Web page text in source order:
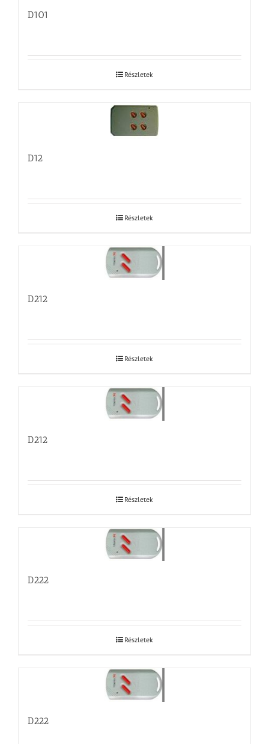
D101
Részletek
D12
Részletek
D212
Részletek
D212
Részletek
D222
Részletek
D222